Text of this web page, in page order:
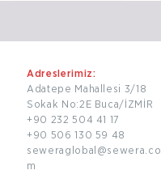
Adreslerimiz:
Adatepe Mahallesi 3/18
Sokak No:2E Buca/İZMİR
+90 232 504 41 17
+90 506 130 59 48
seweraglobal@sewera.co
m